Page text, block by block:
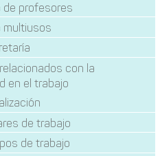
de profesores
multiusos
con la
en el trabajo
de trabajo
de trabajo